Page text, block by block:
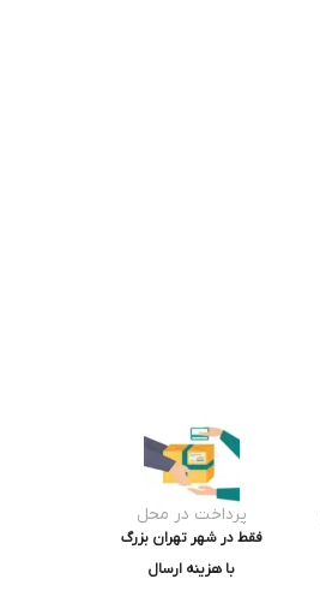
پرداخت در محل
فقط در شهر تهران بزرگ
با هزینه ارسال